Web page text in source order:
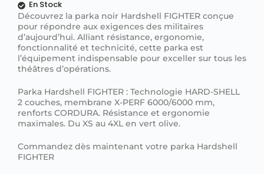
En Stock
Découvrez la parka noir Hardshell FIGHTER conçue
pour répondre aux exigences des militaires
d’aujourd’hui. Alliant résistance, ergonomie,
fonctionnalité et technicité, cette parka est
l’équipement indispensable pour exceller sur tous les
théâtres d’opérations.
Parka Hardshell FIGHTER : Technologie HARD-SHELL
2 couches, membrane X-PERF 6000/6000 mm,
renforts CORDURA. Résistance et ergonomie
maximales. Du XS au 4XL en vert olive.
Commandez dès maintenant votre parka Hardshell
FIGHTER